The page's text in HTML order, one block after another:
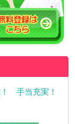
手当充実！